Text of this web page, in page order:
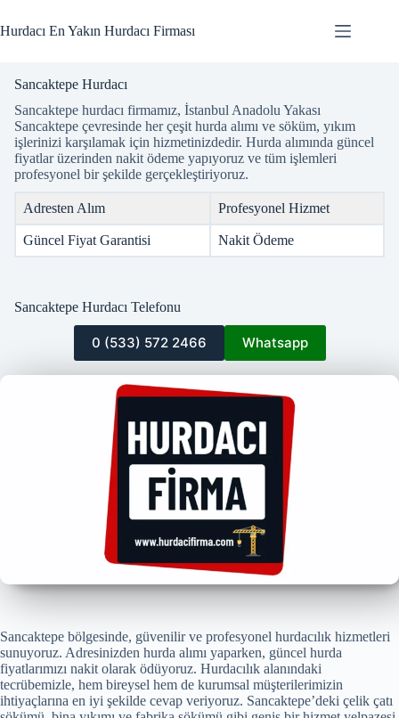
to
content
Hurdacı En Yakın Hurdacı Firması
Sancaktepe Hurdacı
Sancaktepe hurdacı firmamız, İstanbul Anadolu Yakası
Sancaktepe çevresinde her çeşit hurda alımı ve söküm, yıkım
işlerinizi karşılamak için hizmetinizdedir. Hurda alımında güncel
fiyatlar üzerinden nakit ödeme yapıyoruz ve tüm işlemleri
profesyonel bir şekilde gerçekleştiriyoruz.
Adresten Alım Profesyonel Hizmet
Güncel Fiyat Garantisi Nakit Ödeme
Sancaktepe Hurdacı Telefonu
0 (533) 572 2466 Whatsapp
Sancaktepe bölgesinde, güvenilir ve profesyonel hurdacılık hizmetleri
sunuyoruz. Adresinizden hurda alımı yaparken, güncel hurda
fiyatlarımızı nakit olarak ödüyoruz. Hurdacılık alanındaki
tecrübemizle, hem bireysel hem de kurumsal müşterilerimizin
ihtiyaçlarına en iyi şekilde cevap veriyoruz. Sancaktepe’deki çelik çatı